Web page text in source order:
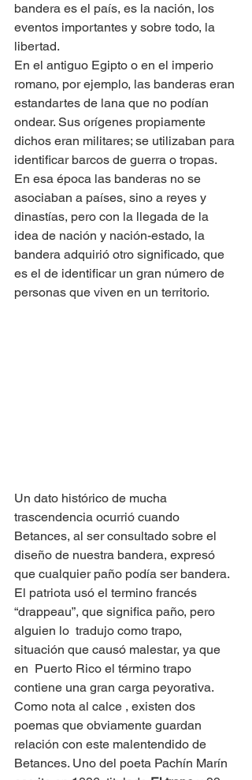
bandera es el país, es la nación, los
eventos importantes y sobre todo, la
libertad.
En el antiguo Egipto o en el imperio
romano, por ejemplo, las banderas eran
estandartes de lana que no podían
ondear. Sus orígenes propiamente
dichos eran militares; se utilizaban para
identificar barcos de guerra o tropas.
En esa época las banderas no se
asociaban a países, sino a reyes y
dinastías, pero con la llegada de la
idea de nación y nación-estado, la
bandera adquirió otro significado, que
es el de identificar un gran número de
personas que viven en un territorio.
Un dato histórico de mucha
trascendencia ocurrió cuando
Betances, al ser consultado sobre el
diseño de nuestra bandera, expresó
que cualquier paño podía ser bandera.
El patriota usó el termino francés
“drappeau”, que significa paño, pero
alguien lo  tradujo como trapo,
situación que causó malestar, ya que
en  Puerto Rico el término trapo
contiene una gran carga peyorativa.
Como nota al calce , existen dos
poemas que obviamente guardan
relación con este malentendido de
Betances. Uno del poeta Pachín Marín